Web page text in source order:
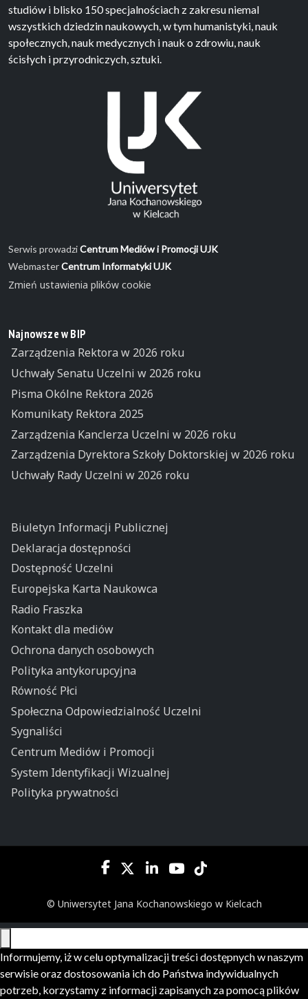
studiów i blisko 150 specjalnościach z zakresu niemal
wszystkich dziedzin naukowych, w tym humanistyki, nauk
społecznych, nauk medycznych i nauk o zdrowiu, nauk
ścisłych i przyrodniczych, sztuki.
Serwis prowadziCentrum Mediów i Promocji UJK
WebmasterCentrum Informatyki UJK
Zmień ustawienia plików cookie
Najnowsze w BIP
Zarządzenia Rektora w 2026 roku
Uchwały Senatu Uczelni w 2026 roku
Pisma Okólne Rektora 2026
Komunikaty Rektora 2025
Zarządzenia Kanclerza Uczelni w 2026 roku
Zarządzenia Dyrektora Szkoły Doktorskiej w 2026 roku
Uchwały Rady Uczelni w 2026 roku
Biuletyn Informacji Publicznej
Deklaracja dostępności
Dostępność Uczelni
Europejska Karta Naukowca
Radio Fraszka
Kontakt dla mediów
Ochrona danych osobowych
Polityka antykorupcyjna
Równość Płci
Społeczna Odpowiedzialność Uczelni
Sygnaliści
Centrum Mediów i Promocji
System Identyfikacji Wizualnej
Polityka prywatności
© Uniwersytet Jana Kochanowskiego w Kielcach
Informujemy, iż w celu optymalizacji treści dostępnych w naszym
serwisie oraz dostosowania ich do Państwa indywidualnych
potrzeb, korzystamy z informacji zapisanych za pomocą plików